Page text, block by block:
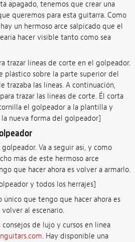
apagado, tenemos que crear una
queremos para esta guitarra. Como
un hermoso arce salpicado que el
hacer visible tanto como sea
trazar líneas de corte en el golpeador.
plástico sobre la parte superior del
trazaba las líneas. A continuación,
trazar las líneas de corte. Él corta
el golpeador a la plantilla y
nueva forma del golpeador]
Va a seguir así, y como
más de este hermoso arce
que hacer ahora es volver a armarlo.
y todos los herrajes]
que tengo que hacer ahora es
al escenario.
de lujo y cursos en línea
. Hay disponible una